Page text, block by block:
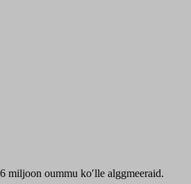
miljoon oummu koʹlle alggmeeraid.